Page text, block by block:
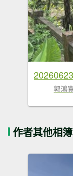
郭鴻
作者其他相簿